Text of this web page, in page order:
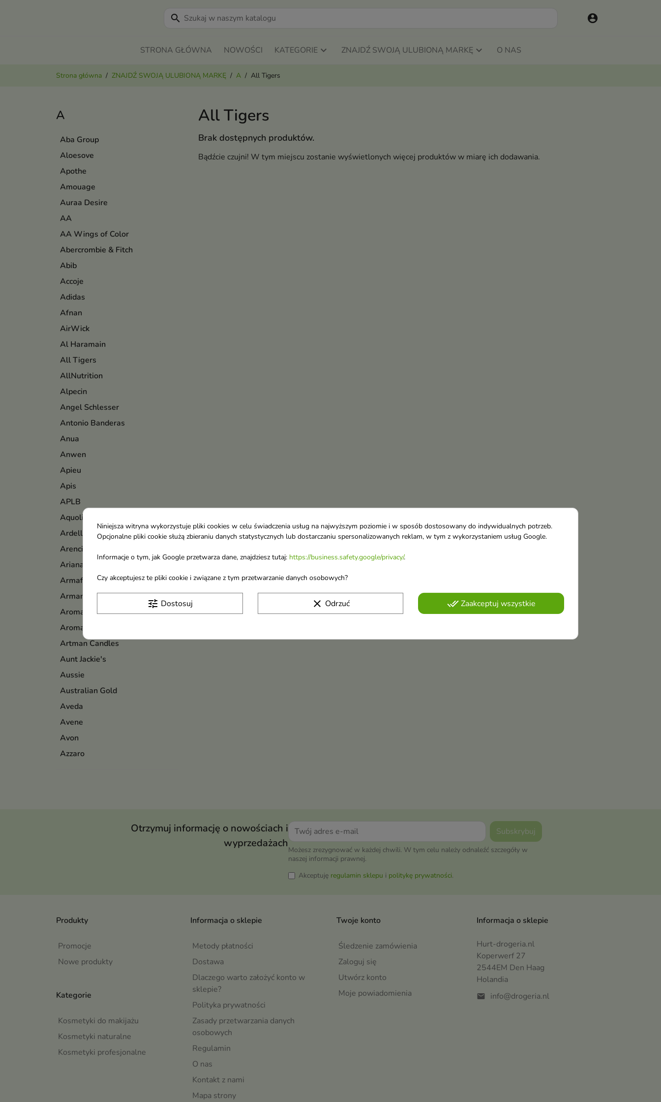
search account_circle
STRONA GŁÓWNA NOWOŚCI KATEGORIE ZNAJDŹ SWOJĄ ULUBIONĄ MARKĘ O NAS
Strona główna ZNAJDŹ SWOJĄ ULUBIONĄ MARKĘ A All Tigers
A
Aba Group
Aloesove
Apothe
Amouage
Auraa Desire
AA
AA Wings of Color
Abercrombie & Fitch
Abib
Accoje
Adidas
Afnan
AirWick
Al Haramain
All Tigers
AllNutrition
Alpecin
Angel Schlesser
Antonio Banderas
Anua
Anwen
Apieu
Apis
APLB
Aquolina
Ardell
Arencia
Ariana Grande
Armaf
Armani
Aroma
Aromatica
Artman Candles
Aunt Jackie's
Aussie
Australian Gold
Aveda
Avene
Avon
Azzaro
All Tigers
Brak dostępnych produktów.
Bądźcie czujni! W tym miejscu zostanie wyświetlonych więcej produktów w miarę ich dodawania.
Otrzymuj informację o nowościach i
wyprzedażach
Możesz zrezygnować w każdej chwili. W tym celu należy odnaleźć szczegóły w
naszej informacji prawnej.
Akceptuję regulamin sklepu i politykę prywatności.
Produkty
Promocje
Nowe produkty
Informacja o sklepie
Metody płatności
Dostawa
Dlaczego warto założyć konto w
sklepie?
Polityka prywatności
Zasady przetwarzania danych
osobowych
Regulamin
O nas
Kontakt z nami
Mapa strony
Kategorie
Kosmetyki do makijażu
Kosmetyki naturalne
Kosmetyki profesjonalne
Twoje konto
Śledzenie zamówienia
Zaloguj się
Utwórz konto
Moje powiadomienia
Informacja o sklepie
Hurt-drogeria.nl
Koperwerf 27
2544EM Den Haag
Holandia
mail info@drogeria.nl
Niniejsza witryna wykorzystuje pliki cookies w celu świadczenia usług na najwyższym poziomie i w sposób dostosowany do indywidualnych potrzeb.
Opcjonalne pliki cookie służą zbieraniu danych statystycznych lub dostarczaniu spersonalizowanych reklam, w tym z wykorzystaniem usług Google.
Informacje o tym, jak Google przetwarza dane, znajdziesz tutaj: https://business.safety.google/privacy/.
Czy akceptujesz te pliki cookie i związane z tym przetwarzanie danych osobowych?
tune Dostosuj clear Odrzuć done_allZaakceptuj wszystkie